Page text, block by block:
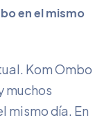
en el mismo
Kom Ombo
muchos
mismo día. En